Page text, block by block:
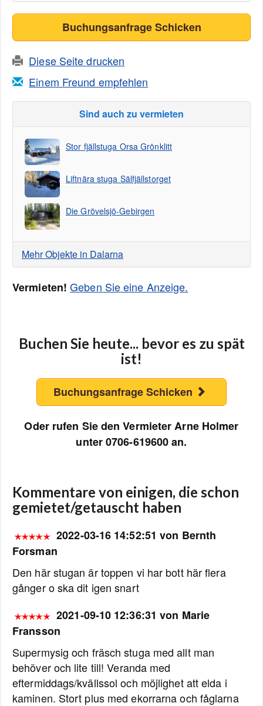
Buchungsanfrage Schicken
Diese Seite drucken
Einem Freund empfehlen
Sind auch zu vermieten
Stor fjällstuga Orsa Grönklitt
Liftnära stuga Sälfjällstorget
Die Grövelsjö-Gebirgen
Mehr Objekte in Dalarna
Vermieten! Geben Sie eine Anzeige.
Buchen Sie heute... bevor es zu spät
ist!
Buchungsanfrage Schicken
Oder rufen Sie den Vermieter Arne Holmer
unter 0706-619600 an.
Kommentare von einigen, die schon
gemietet/getauscht haben
2022-03-16 14:52:51 von Bernth
Forsman
Den här stugan är toppen vi har bott här flera
gånger o ska dit igen snart
2021-09-10 12:36:31 von Marie
Fransson
Supermysig och fräsch stuga med allt man
behöver och lite till! Veranda med
eftermiddags/kvällssol och möjlighet att elda i
kaminen. Stort plus med ekorrarna och fåglarna